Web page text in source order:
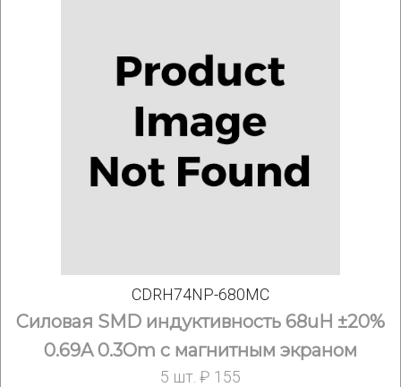
CDRH74NP-680MC
Силовая SMD индуктивность 68uH ±20%
0.69A 0.3Om c магнитным экраном
5 шт. ₽ 155